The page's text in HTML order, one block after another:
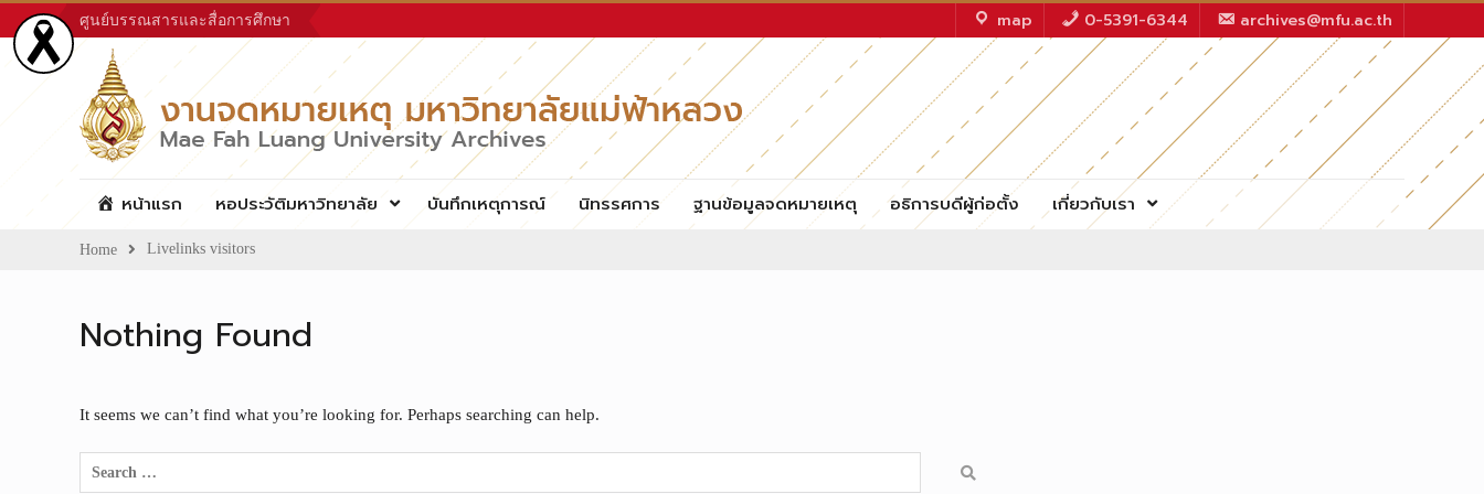
to
content
ศูนย์บรรณสารและสื่อการศึกษา map 0-5391-6344 archives@mfu.ac.th
หน้าแรก หอประวัติมหาวิทยาลัย บันทึกเหตุการณ์ นิทรรศการ ฐานข้อมูลจดหมายเหตุ อธิการบดีผู้ก่อตั้ง เกี่ยวกับเรา
Home Livelinks visitors
Nothing Found
It seems we can’t find what you’re looking for. Perhaps searching can help.
Search
for: